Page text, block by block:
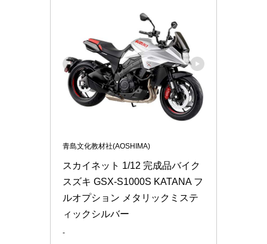
青島文化教材社(AOSHIMA)
スカイネット 1/12 完成品バイク
スズキ GSX-S1000S KATANA フ
ルオプション メタリックミステ
ィックシルバー
-